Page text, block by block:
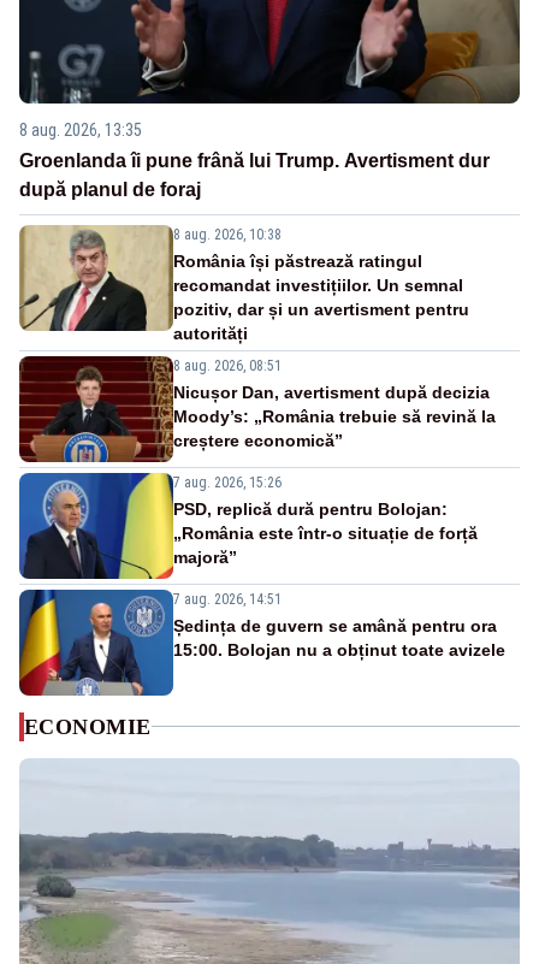
8 aug. 2026, 13:35
Groenlanda îi pune frână lui Trump. Avertisment dur
după planul de foraj
8 aug. 2026, 10:38
România își păstrează ratingul
recomandat investițiilor. Un semnal
pozitiv, dar și un avertisment pentru
autorități
8 aug. 2026, 08:51
Nicușor Dan, avertisment după decizia
Moody’s: „România trebuie să revină la
creștere economică”
7 aug. 2026, 15:26
PSD, replică dură pentru Bolojan:
„România este într-o situație de forță
majoră”
7 aug. 2026, 14:51
Ședința de guvern se amână pentru ora
15:00. Bolojan nu a obținut toate avizele
ECONOMIE